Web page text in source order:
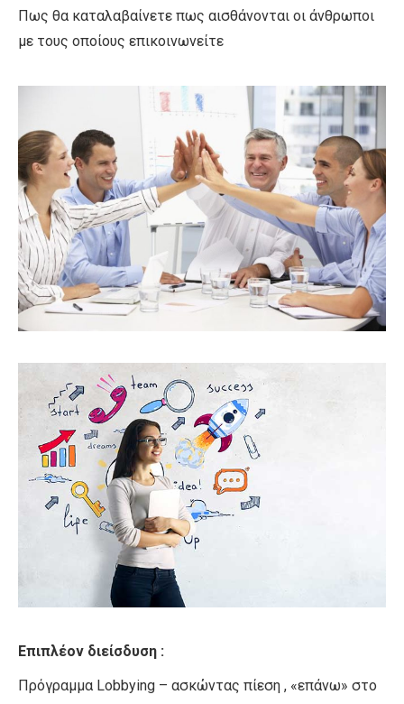
Πως θα καταλαβαίνετε πως αισθάνονται οι άνθρωποι
με τους οποίους επικοινωνείτε
Επιπλέον διείσδυση :
Πρόγραμμα Lobbying – ασκώντας πίεση , «επάνω» στο